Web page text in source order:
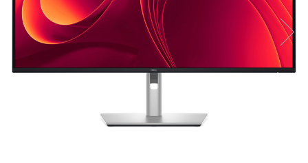
Hartie
Ribbon
Developer
Consumabile imprimanta